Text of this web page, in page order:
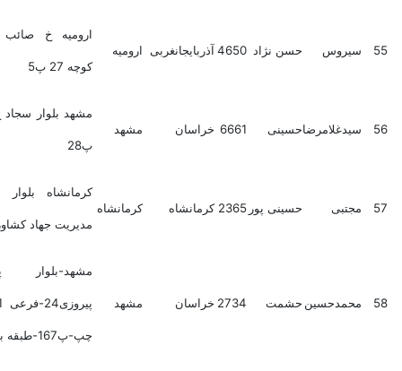
سیروس حسن نژاد 4650 آذربایجانغربی ارومیه
ارومیه خ صائب تبریزی
سیدغلامرضاحسینی 6661 خراسان مشهد
مجتبی حسینی پور2365 کرمانشاه کرمانشاه
کرمانشاه بلوار غیرتمند
مدیریت جهاد کشاورزی
محمدحسینحشمت 2734 خراسان مشهد
مشهد-بلوار پیروزی-
پیروزی24-فرعی 1-سمت